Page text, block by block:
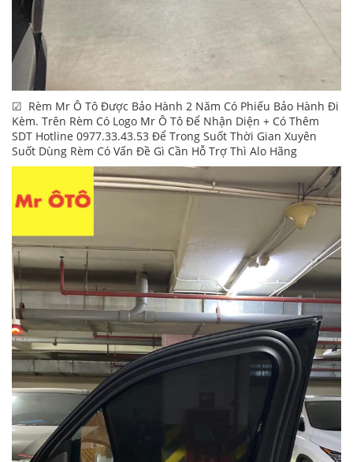
☑ Rèm Mr Ô Tô Được Bảo Hành 2 Năm Có Phiếu Bảo Hành Đi
Kèm. Trên Rèm Có Logo Mr Ô Tô Để Nhận Diện + Có Thêm
SDT Hotline 0977.33.43.53 Để Trong Suốt Thời Gian Xuyên
Suốt Dùng Rèm Có Vấn Đề Gì Cần Hỗ Trợ Thì Alo Hãng